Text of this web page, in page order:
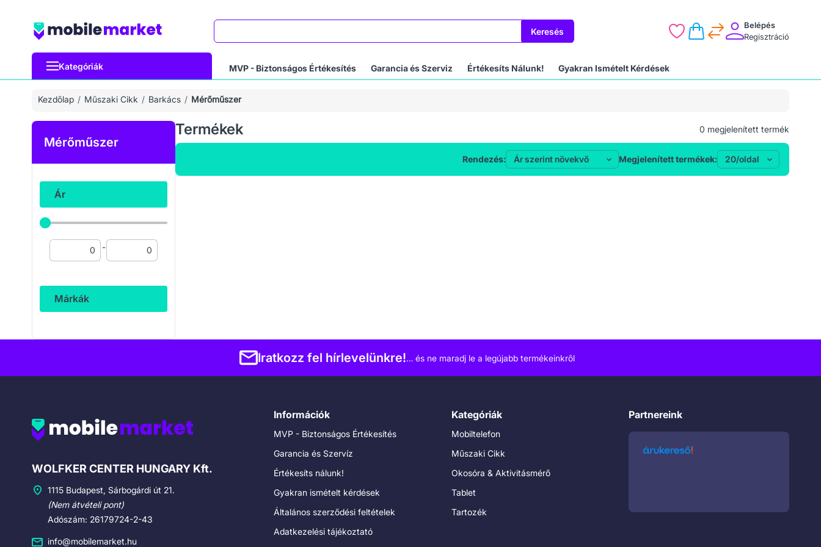
Keresés
Belépés
Regisztráció
Kategóriák MVP - Biztonságos Értékesítés Garancia és Szerviz Értékesíts Nálunk! Gyakran Ismételt Kérdések
Kezdőlap Műszaki Cikk Barkács Mérőműszer
Mérőműszer
Ár
-
Márkák
Termékek 0 megjelenített termék
Rendezés: Megjelenített termékek:
Iratkozz fel hírlevelünkre!… és ne maradj le a legújabb termékeinkről
Cégadatok
WOLFKER CENTER HUNGARY Kft.
1115 Budapest, Sárbogárdi út 21.
(Nem átvételi pont)
Adószám: 26179724-2-43
info@mobilemarket.hu
Információk
MVP - Biztonságos Értékesítés
Garancia és Szervíz
Értékesíts nálunk!
Gyakran ismételt kérdések
Általános szerződési feltételek
Adatkezelési tájékoztató
Kategóriák
Mobiltelefon
Műszaki Cikk
Okosóra & Aktivitásmérő
Tablet
Tartozék
Partnereink